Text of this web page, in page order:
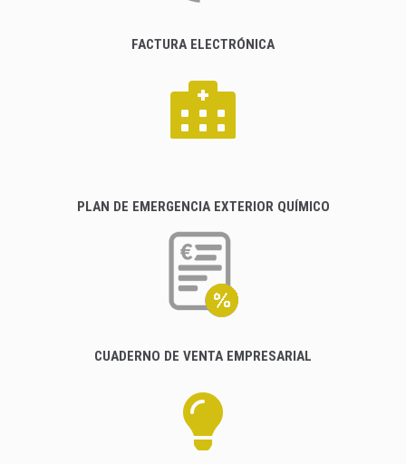
FACTURA ELECTRÓNICA
PLAN DE EMERGENCIA EXTERIOR QUÍMICO
CUADERNO DE VENTA EMPRESARIAL